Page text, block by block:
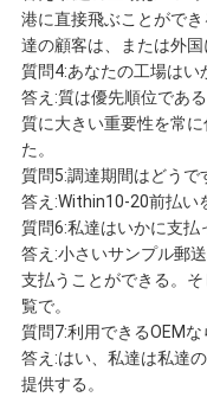
港に直接飛ぶことがで
達の顧客は、または外
質問4:あなたの工場はい
答え:質は優先順位であ
質に大きい重要性を常
た。
質問5:調達期間はどうで
答え:Within10-20前払い
質問6:私達はいかに支払
答え:小さいサンプル郵
支払うことができる。
覧で。
質問7:利用できるOEMな
答え:はい、私達は私達
提供する。